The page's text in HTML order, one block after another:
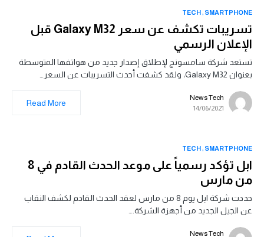
SMARTPHONE
TECH
تسريبات تكشف عن سعر Galaxy M32 قبل
الإعلان الرسمي
تستعد شركة سامسونج لإطلاق إصدار جديد من هواتفها المتوسطة
بعنوان Galaxy M32، ولقد كشفت أحدث التسريبات عن السعر…
News Tech
14/06/2021
Read More
SMARTPHONE
TECH
ابل تؤكد رسمياً على موعد الحدث القادم في 8
من مارس
حددت شركة ابل يوم 8 من مارس لعقد الحدث القادم لكشف النقاب
عن الجيل الجديد من أجهزة الشركة.…
News Tech